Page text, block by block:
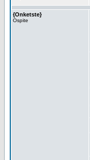
{Onketste}
Ospite